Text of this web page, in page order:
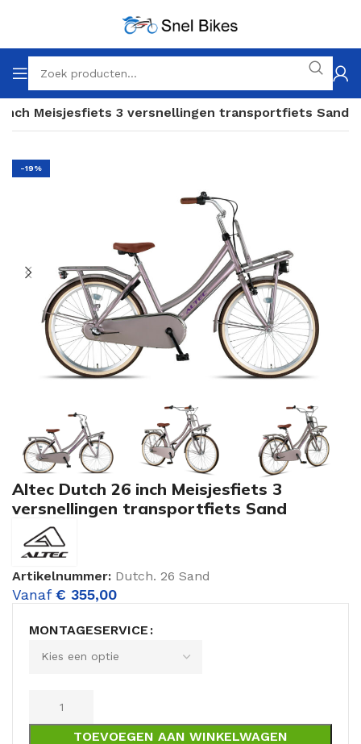
Meisjesfiets 3 versnellingen transportfiets Sand
-19%
Altec Dutch 26 inch Meisjesfiets 3
versnellingen transportfiets Sand
Artikelnummer: Dutch. 26 Sand
Vanaf € 355,00
MONTAGESERVICE
TOEVOEGEN AAN WINKELWAGEN